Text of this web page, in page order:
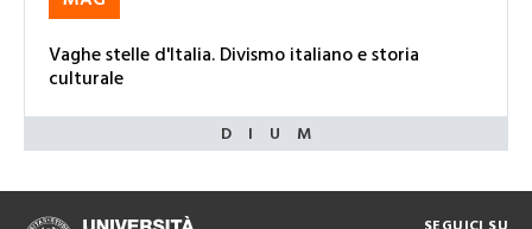
Vaghe stelle d'Italia. Divismo italiano e storia
culturale